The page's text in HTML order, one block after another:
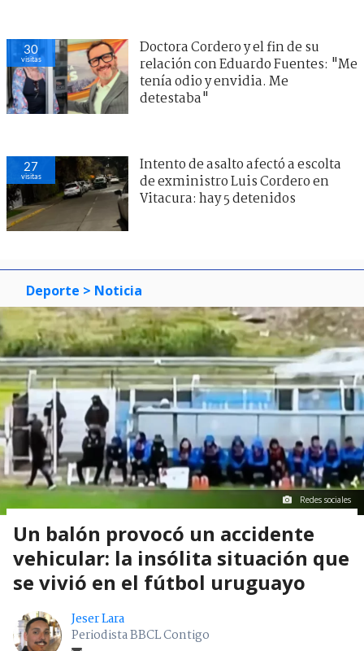
30
visitas
Doctora Cordero y el fin de su
relación con Eduardo Fuentes: "Me
tenía odio y envidia. Me
detestaba"
27
visitas
Intento de asalto afectó a escolta
de exministro Luis Cordero en
Vitacura: hay 5 detenidos
Deporte > Noticia
Redes sociales
Un balón provocó un accidente
vehicular: la insólita situación que
se vivió en el fútbol uruguayo
Jeser Lara
Periodista BBCL Contigo